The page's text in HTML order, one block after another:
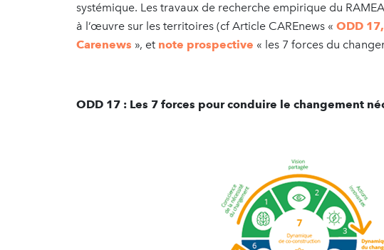
systémique. Les travaux de recherche empirique du
à l’œuvre sur les territoires (cf Article CAREnews « ODD
Carenews », et note prospective « les 7 forces du
ODD 17 : Les 7 forces pour conduire le changement